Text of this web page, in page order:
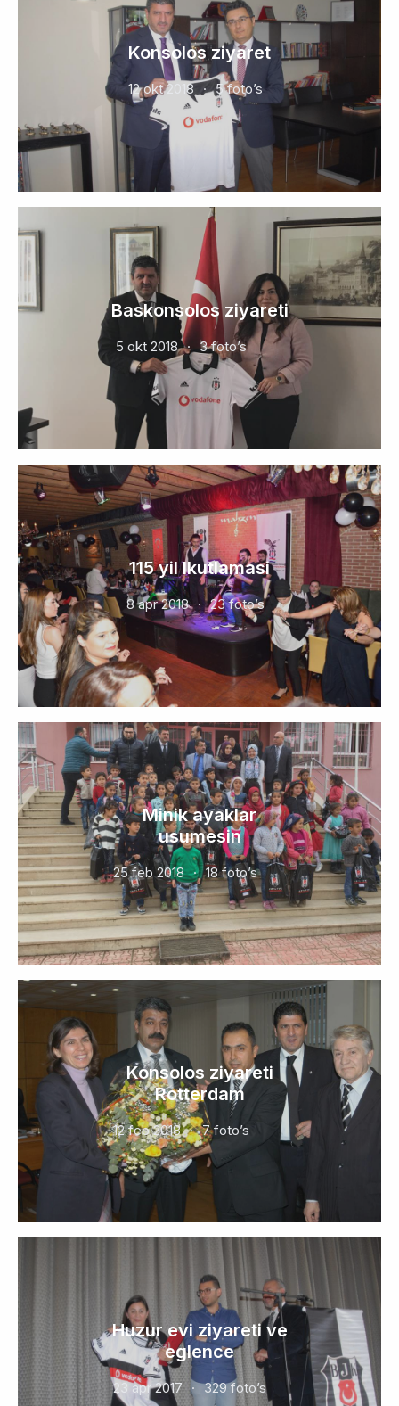
Konsolos ziyaret
12 okt 2018 5 foto’s
Baskonsolos ziyareti
5 okt 2018 3 foto’s
115 yil lkutlamasi
8 apr 2018 23 foto’s
Minik ayaklar
usumesin
25 feb 2018 18 foto’s
Konsolos ziyareti
Rotterdam
12 feb 2018 7 foto’s
Huzur evi ziyareti ve
eglence
23 apr 2017 329 foto’s